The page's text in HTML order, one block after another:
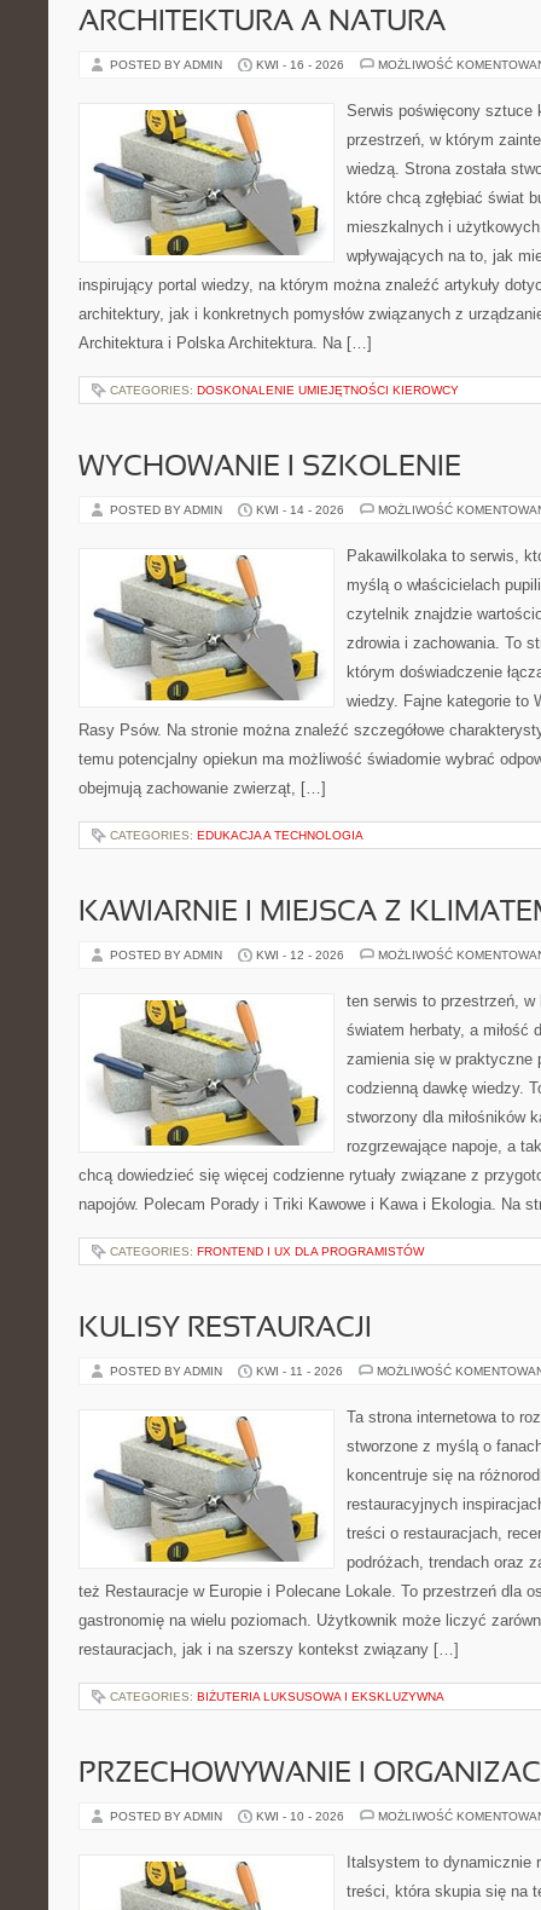
ARCHITEKTURA A NATURA
POSTED BY ADMIN KWI - 16 - 2026 MOŻLIWOŚĆ
Serwis poświęcony sztuce
przestrzeń, w którym
wiedzą. Strona została
które chcą zgłębiać świat
mieszkalnych i
wpływających na to, jak
inspirujący portal wiedzy, na którym można znaleźć artykuły
architektury, jak i konkretnych pomysłów związanych z
Architektura i Polska Architektura. Na […]
CATEGORIES: DOSKONALENIE UMIEJĘTNOŚCI KIEROWCY
WYCHOWANIE I SZKOLENIE
POSTED BY ADMIN KWI - 14 - 2026 MOŻLIWOŚĆ
Pakawilkolaka to serwis,
myślą o właścicielach
czytelnik znajdzie
zdrowia i zachowania. To
którym doświadczenie
wiedzy. Fajne kategorie to
Rasy Psów. Na stronie można znaleźć szczegółowe
temu potencjalny opiekun ma możliwość świadomie wybrać
obejmują zachowanie zwierząt, […]
CATEGORIES: EDUKACJA A TECHNOLOGIA
KAWIARNIE I MIEJSCA Z
POSTED BY ADMIN KWI - 12 - 2026 MOŻLIWOŚĆ
ten serwis to przestrzeń,
światem herbaty, a miłość
zamienia się w praktyczne
codzienną dawkę wiedzy.
stworzony dla miłośników
rozgrzewające napoje, a
chcą dowiedzieć się więcej codzienne rytuały związane z
napojów. Polecam Porady i Triki Kawowe i Kawa i Ekologia. Na
CATEGORIES: FRONTEND I UX DLA PROGRAMISTÓW
KULISY RESTAURACJI
POSTED BY ADMIN KWI - 11 - 2026 MOŻLIWOŚĆ
Ta strona internetowa to
stworzone z myślą o
koncentruje się na
restauracyjnych
treści o restauracjach,
podróżach, trendach oraz
też Restauracje w Europie i Polecane Lokale. To przestrzeń dla
gastronomię na wielu poziomach. Użytkownik może liczyć
restauracjach, jak i na szerszy kontekst związany […]
CATEGORIES: BIŻUTERIA LUKSUSOWA I EKSKLUZYWNA
PRZECHOWYWANIE I
POSTED BY ADMIN KWI - 10 - 2026 MOŻLIWOŚĆ
Italsystem to dynamicznie
treści, która skupia się na